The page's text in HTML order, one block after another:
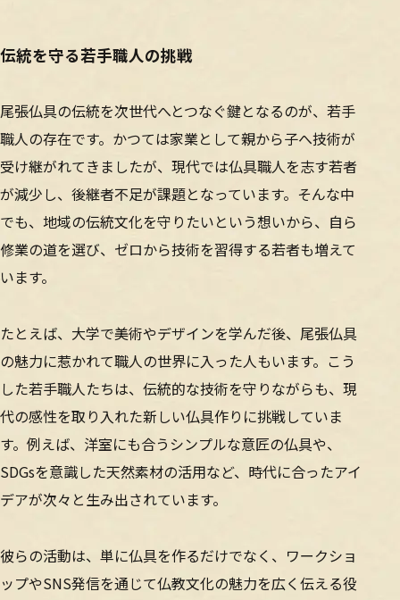
伝統を守る若手職人の挑戦
尾張仏具の伝統を次世代へとつなぐ鍵となるのが、若手
職人の存在です。かつては家業として親から子へ技術が
受け継がれてきましたが、現代では仏具職人を志す若者
が減少し、後継者不足が課題となっています。そんな中
でも、地域の伝統文化を守りたいという想いから、自ら
修業の道を選び、ゼロから技術を習得する若者も増えて
います。
たとえば、大学で美術やデザインを学んだ後、尾張仏具
の魅力に惹かれて職人の世界に入った人もいます。こう
した若手職人たちは、伝統的な技術を守りながらも、現
代の感性を取り入れた新しい仏具作りに挑戦していま
す。例えば、洋室にも合うシンプルな意匠の仏具や、
SDGsを意識した天然素材の活用など、時代に合ったアイ
デアが次々と生み出されています。
彼らの活動は、単に仏具を作るだけでなく、ワークショ
ップやSNS発信を通じて仏教文化の魅力を広く伝える役